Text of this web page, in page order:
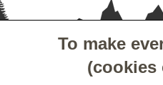
To make
(cookies